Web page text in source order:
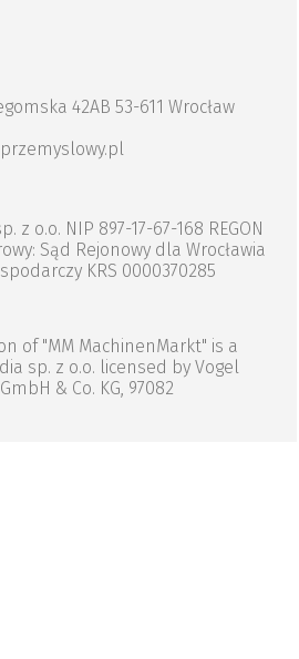
42AB 53-611 Wrocław
z o.o. NIP 897-17-67-168 REGON
Sąd Rejonowy dla Wrocławia
KRS 0000370285
of "MM MachinenMarkt" is a
sp. z o.o. licensed by Vogel
& Co. KG, 97082